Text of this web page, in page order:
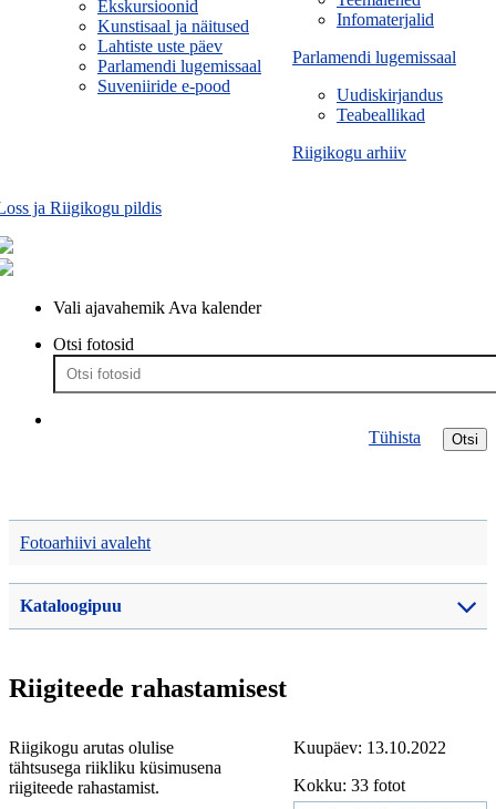
Infomaterjalid
Parlamendi lugemissaal
Uudiskirjandus
Teabeallikad
Riigikogu arhiiv
Ekskursioonid
Kunstisaal ja näitused
Lahtiste uste päev
Parlamendi lugemissaal
Suveniiride e-pood
ja Riigikogu pildis
Vali ajavahemik Ava kalender
Otsi fotosid
Otsi
Tühista
Fotoarhiivi avaleht
Kataloogipuu
Riigiteede rahastamisest
Kuupäev: 13.10.2022
Kokku: 33 fotot
Riigikogu arutas olulise
tähtsusega riikliku küsimusena
riigiteede rahastamist.